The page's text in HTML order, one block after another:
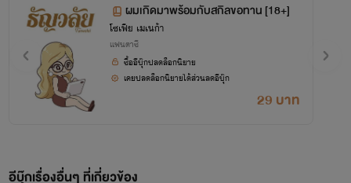
ผมเกิดมาพร้อมกับสกิลขอทาน​ [18+]
โซเฟีย เมเนก้า
แฟนตาซี
29 บาท
ซื้ออีบุ๊กปลดล็อกนิยาย
เคยปลดล็อกนิยายได้ส่วนลดอีบุ๊ก
อีบุ๊กเรื่องอื่นๆ ที่เกี่ยวข้อง